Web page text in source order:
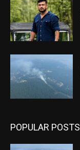
POPULAR POSTS